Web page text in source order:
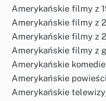
Amerykańskie filmy z
Amerykańskie filmy z
Amerykańskie filmy z
Amerykańskie filmy z
Amerykańskie
Amerykańskie powieści
Amerykańskie